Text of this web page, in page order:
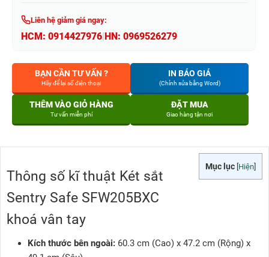
Liên hệ giảm giá ngay:
HCM: 0914427976 HN: 0969526279
BẠN CẦN TƯ VẤN ?
Hãy để lại số điện thoại
IN BÁO GIÁ
(Chỉnh sửa bằng Word)
THÊM VÀO GIỎ HÀNG
Tư vấn miễn phí
ĐẶT MUA
Giao hàng tận nơi
Mục lục Hiện
Thông số kĩ thuật Két sắt
Sentry Safe SFW205BXC
khoá vân tay
Kích thước bên ngoài: 60.3 cm (Cao) x 47.2 cm (Rộng) x